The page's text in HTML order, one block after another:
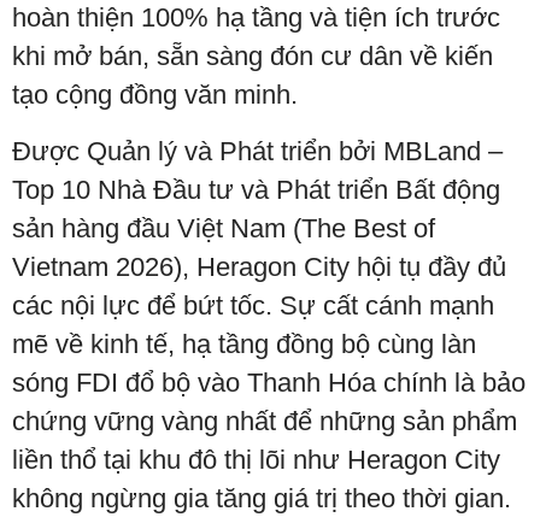
hoàn thiện 100% hạ tầng và tiện ích trước
khi mở bán, sẵn sàng đón cư dân về kiến
tạo cộng đồng văn minh.
Được Quản lý và Phát triển bởi MBLand –
Top 10 Nhà Đầu tư và Phát triển Bất động
sản hàng đầu Việt Nam (The Best of
Vietnam 2026), Heragon City hội tụ đầy đủ
các nội lực để bứt tốc. Sự cất cánh mạnh
mẽ về kinh tế, hạ tầng đồng bộ cùng làn
sóng FDI đổ bộ vào Thanh Hóa chính là bảo
chứng vững vàng nhất để những sản phẩm
liền thổ tại khu đô thị lõi như Heragon City
không ngừng gia tăng giá trị theo thời gian.